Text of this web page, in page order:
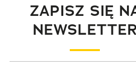
ZAPISZ SIĘ
NEWSLETTER